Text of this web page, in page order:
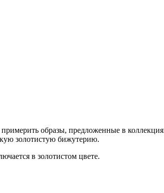
образы, предложенные в
золотистую бижутерию.
в золотистом цвете.